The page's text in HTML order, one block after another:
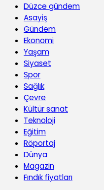
Düzce gündem
Asayiş
Gündem
Ekonomi
Yaşam
Siyaset
Spor
Sağlık
Çevre
Kültür sanat
Teknoloji
Eğitim
Röportaj
Dünya
Magazin
Fındık fiyatları